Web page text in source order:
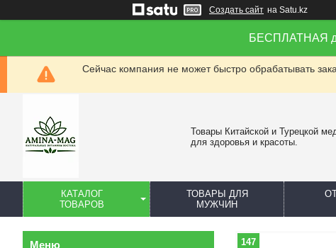
Создать сайт на Satu.kz
БЕСПЛАТНАЯ
Сейчас компания не может быстро обрабатывать
Товары Китайской и Турецкой
для здоровья и красоты.
КАТАЛОГ
ТОВАРОВ
ТОВАРЫ ДЛЯ
МУЖЧИН
147